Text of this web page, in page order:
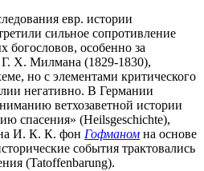
евр. истории
сильное сопротивление
богословов, особенно за
Х. Милмана (1829-1830),
но с элементами критического
негативно. В Германии
ветхозаветной истории
спасения» (Heilsgeschichte),
И. К. К. фон Гофманом на основе
события трактовались
(Tatoffenbarung).